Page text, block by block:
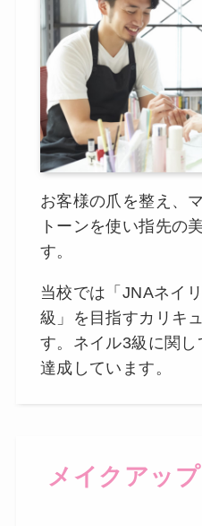
お客様の爪を整え、
トーンを使い指先の
す。
当校では「JNAネイ
級」を目指すカリキ
す。ネイル3級に関
達成しています。
メイクアッ